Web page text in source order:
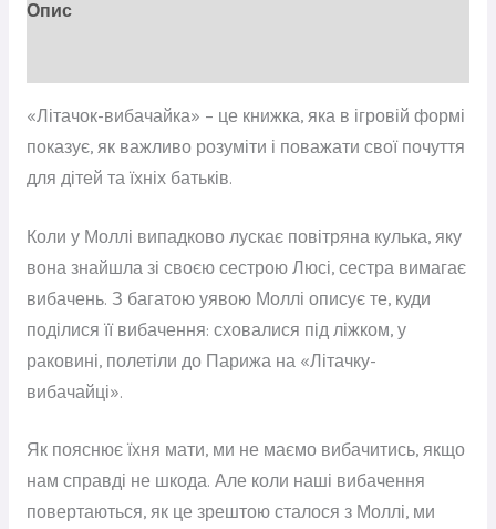
Опис
«Літачок-вибачайка» – це книжка, яка в ігровій формі
показує, як важливо розуміти і поважати свої почуття
для дітей та їхніх батьків.
Коли у Моллі випадково лускає повітряна кулька, яку
вона знайшла зі своєю сестрою Люсі, сестра вимагає
вибачень. З багатою уявою Моллі описує те, куди
поділися її вибачення: сховалися під ліжком, у
раковині, полетіли до Парижа на «Літачку-
вибачайці».
Як пояснює їхня мати, ми не маємо вибачитись, якщо
нам справді не шкода. Але коли наші вибачення
повертаються, як це зрештою сталося з Моллі, ми